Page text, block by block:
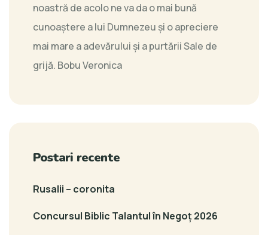
noastră de acolo ne va da o mai bună
cunoaștere a lui Dumnezeu şi o apreciere
mai mare a adevărului şi a purtării Sale de
grijă. Bobu Veronica
Postari recente
Rusalii – coronita
Concursul Biblic Talantul în Negoț 2026